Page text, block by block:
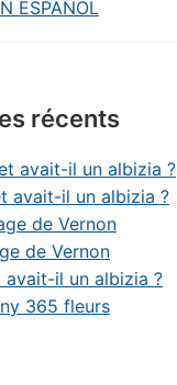
ESPAÑOL
récents
avait-il un albizia ?
avait-il un albizia ?
de Vernon
de Vernon
avait-il un albizia ?
365 fleurs